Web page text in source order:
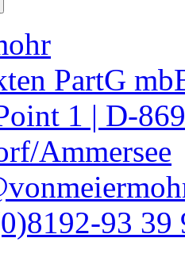
PartG
1 | D-
Ammersee
93 39